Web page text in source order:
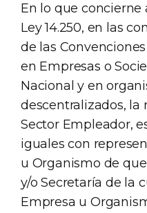
En lo que
Ley 14.250, en las
de las
en Empresas o
Nacional y en
descentralizados, la
Sector Empleador,
iguales con
u Organismo de
y/o Secretaría de la
Empresa u